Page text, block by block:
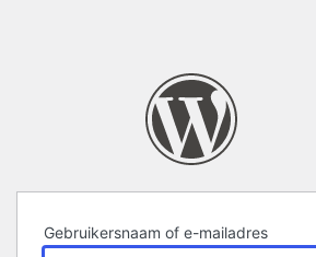
Gebruikersnaam of e-mailadres